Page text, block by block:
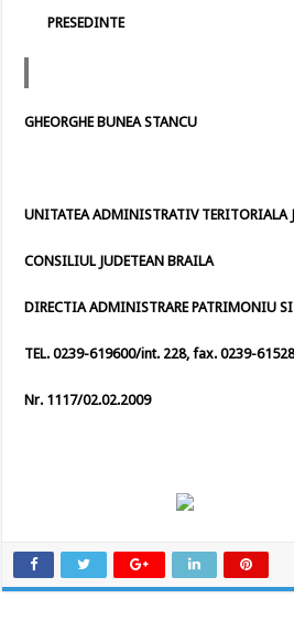
PRESEDINTE
GHEORGHE BUNEA STANCU
UNITATEA ADMINISTRATIV TERITORIALA
CONSILIUL JUDETEAN BRAILA
DIRECTIA ADMINISTRARE PATRIMONIU
TEL. 0239-619600/int. 228, fax. 0239-
Nr. 1117/02.02.2009